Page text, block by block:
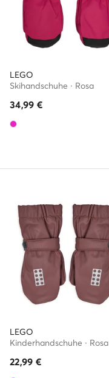
LEGO
Skihandschuhe · Rosa
34,99 €
LEGO
Kinderhandschuhe · Rosa
22,99 €